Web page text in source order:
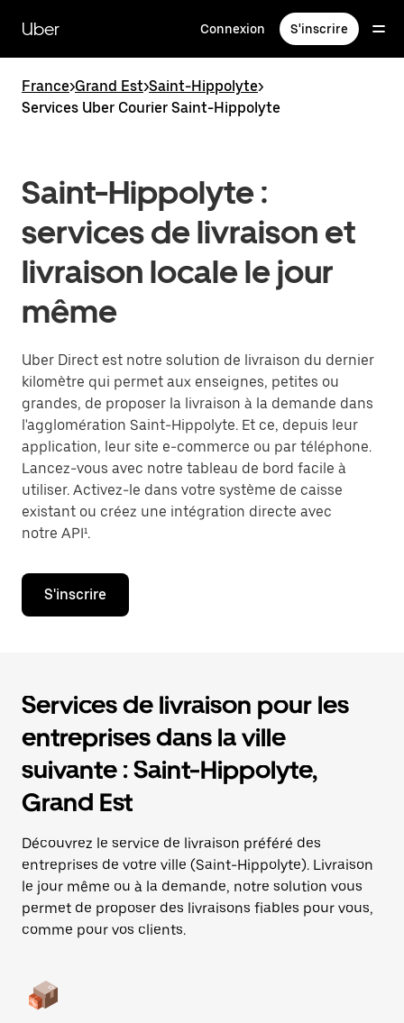
contenu
principal
Uber Connexion S'inscrire
France>Grand Est>Saint-Hippolyte>
Services Uber Courier Saint-Hippolyte
Saint-Hippolyte :
services de livraison et
livraison locale le jour
même
Uber Direct est notre solution de livraison du dernier
kilomètre qui permet aux enseignes, petites ou
grandes, de proposer la livraison à la demande dans
l'agglomération Saint-Hippolyte. Et ce, depuis leur
application, leur site e-commerce ou par téléphone.
Lancez-vous avec notre tableau de bord facile à
utiliser. Activez-le dans votre système de caisse
existant ou créez une intégration directe avec
notre API¹.
S'inscrire
Services de livraison pour les
entreprises dans la ville
suivante : Saint-Hippolyte,
Grand Est
Découvrez le service de livraison préféré des
entreprises de votre ville (Saint-Hippolyte). Livraison
le jour même ou à la demande, notre solution vous
permet de proposer des livraisons fiables pour vous,
comme pour vos clients.